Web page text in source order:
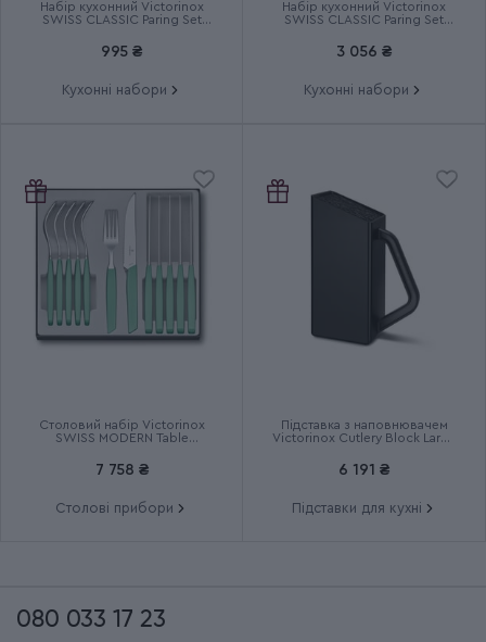
Набір кухонний Victorinox
SWISS CLASSIC Paring Set
995 ₴
Кухонні набори
Набір кухонний Victorinox
SWISS CLASSIC Paring Set
3 056 ₴
Кухонні набори
Столовий набір Victorinox
SWISS MODERN Table
7 758 ₴
Столові прибори
Підставка з наповнювачем
Victorinox Cutlery Block Large
6 191 ₴
Підставки для кухні
080 033 17 23